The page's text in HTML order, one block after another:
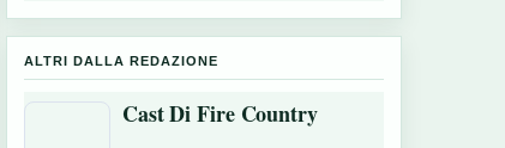
ALTRI DALLA REDAZIONE
Cast Di Fire Country